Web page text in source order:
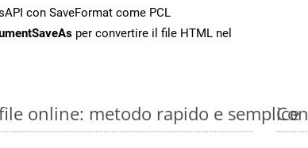
con SaveFormat come PCL
per convertire il file HTML nel
online: metodo rapido e semplice